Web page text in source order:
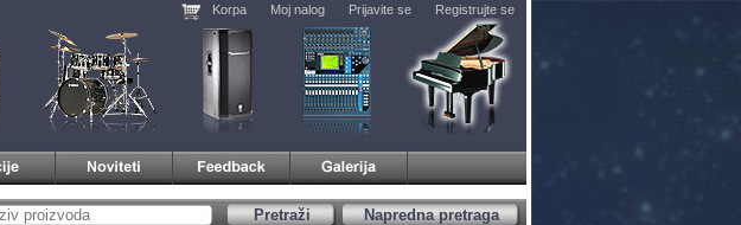
Korpa Moj nalog Prijavite se Registrujte se
Napredna pretraga
Pretraži